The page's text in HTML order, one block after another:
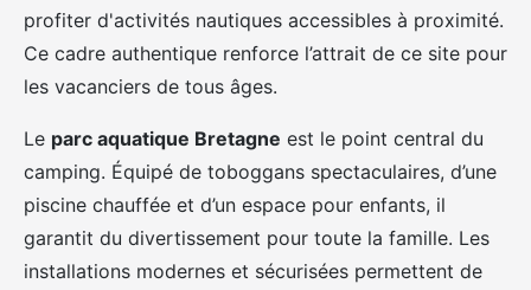
profiter d'activités nautiques accessibles à proximité.
Ce cadre authentique renforce l’attrait de ce site pour
les vacanciers de tous âges.
Le parc aquatique Bretagne est le point central du
camping. Équipé de toboggans spectaculaires, d’une
piscine chauffée et d’un espace pour enfants, il
garantit du divertissement pour toute la famille. Les
installations modernes et sécurisées permettent de